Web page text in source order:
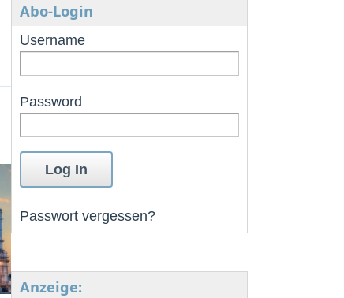
Abo-Login
Username
Password
Passwort vergessen?
Anzeige: